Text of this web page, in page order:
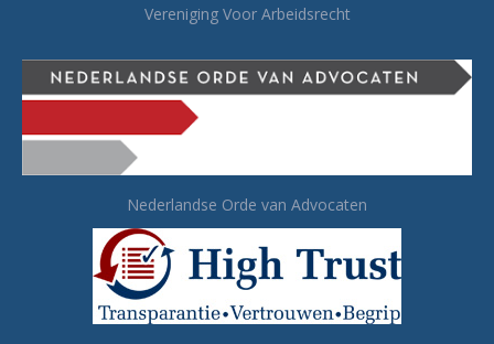
Vereniging Voor Arbeidsrecht
Nederlandse Orde van Advocaten